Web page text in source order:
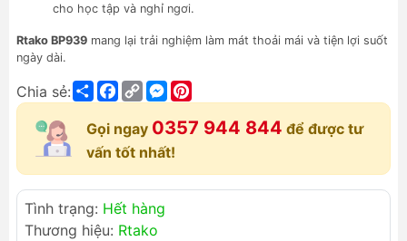
cho học tập và nghỉ ngơi.
Rtako BP939 mang lại trải nghiệm làm mát thoải mái và tiện lợi suốt
ngày dài.
Chia sẻ: ShareFacebook
Copy
Link
Messenger
Gọi ngay 0357 944 844 để được tư
vấn tốt nhất!
Tình trạng: Hết hàng
Thương hiệu: Rtako